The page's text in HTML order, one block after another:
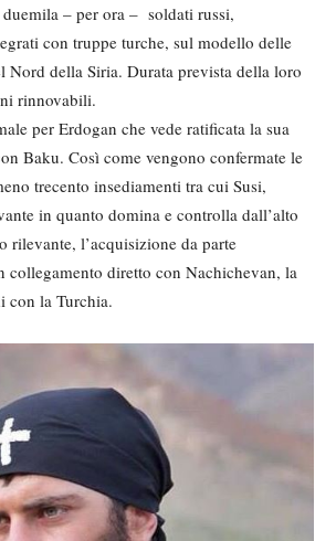
– per ora – soldati russi,
con truppe turche, sul modello delle
Nord della Siria. Durata prevista della loro
rinnovabili.
per Erdogan che vede ratificata la sua
Baku. Così come vengono confermate le
trecento insediamenti tra cui Susi,
in quanto domina e controlla dall’alto
rilevante, l’acquisizione da parte
collegamento diretto con Nachichevan, la
con la Turchia.